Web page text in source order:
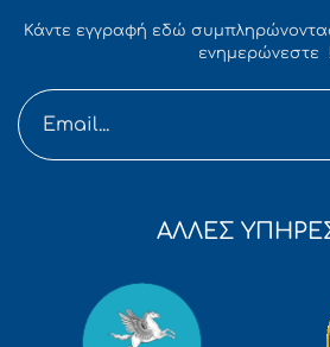
Κάντε εγγραφή εδώ
ενημερώνεστε !
ΑΛΛΕΣ